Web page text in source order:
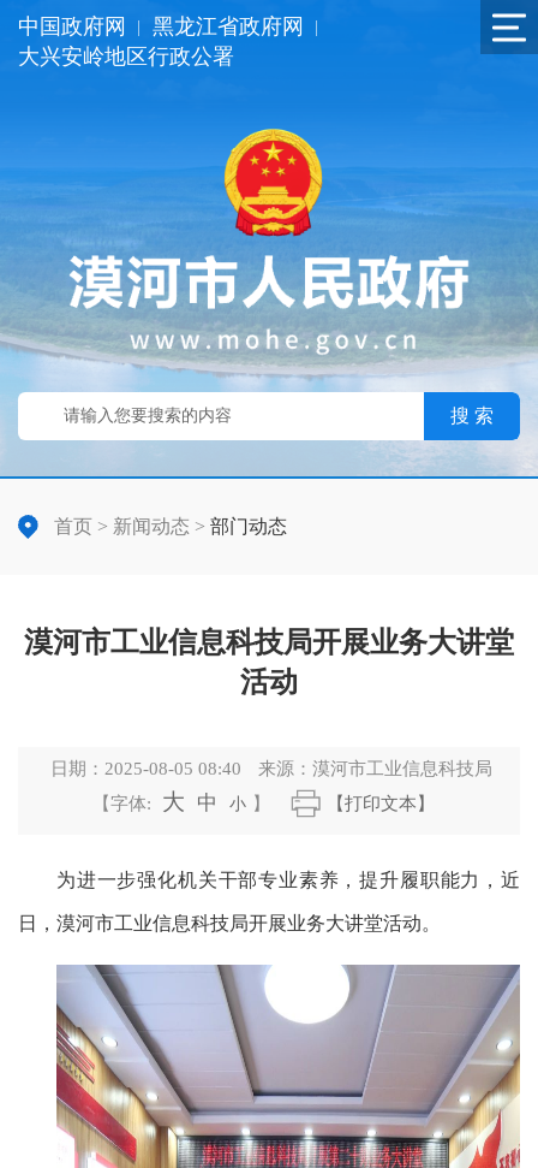
中国政府网 黑龙江省政府网
大兴安岭地区行政公署
搜 索
首页 > 新闻动态 > 部门动态
漠河市工业信息科技局开展业务大讲堂
活动
日期： 2025-08-05 08:40 来源： 漠河市工业信息科技局
【字体:
大 中 小 】 【打印文本】
为进一步强化机关干部专业素养，提升履职能力，近
日，漠河市工业信息科技局开展业务大讲堂活动。